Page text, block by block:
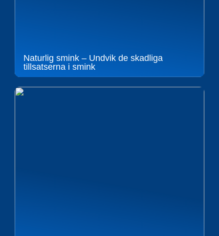
Naturlig smink – Undvik de skadliga
tillsatserna i smink